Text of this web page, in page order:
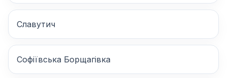
Славутич
Софіївська Борщагівка